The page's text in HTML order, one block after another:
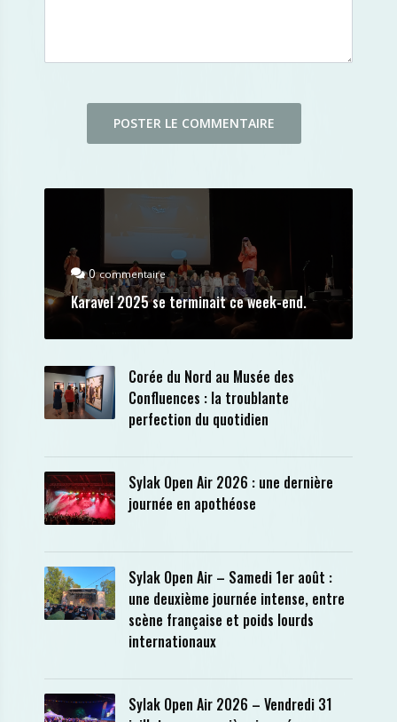
0commentaire
Karavel 2025 se terminait ce week-end.
Corée du Nord au Musée des
Confluences : la troublante
perfection du quotidien
Sylak Open Air 2026 : une dernière
journée en apothéose
Sylak Open Air – Samedi 1er août :
une deuxième journée intense, entre
scène française et poids lourds
internationaux
Sylak Open Air 2026 – Vendredi 31